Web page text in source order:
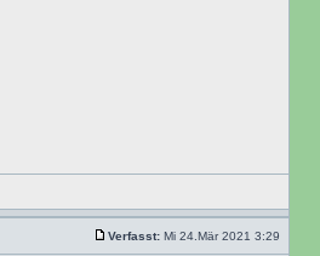
Verfasst: Mi 24.Mär 2021 3:29